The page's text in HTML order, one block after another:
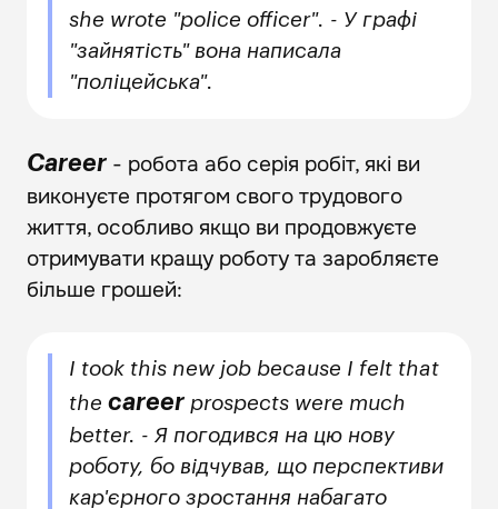
she wrote "police officer". - У графі
"зайнятість" вона написала
"поліцейська".
Career- робота або серія робіт, які ви
виконуєте протягом свого трудового
життя, особливо якщо ви продовжуєте
отримувати кращу роботу та заробляєте
більше грошей:
I took this new job because I felt that
thecareer prospects were much
better. - Я погодився на цю нову
роботу, бо відчував, що перспективи
кар'єрного зростання набагато